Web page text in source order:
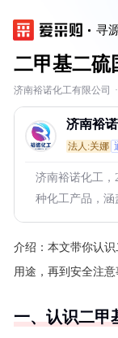
寻
二甲基二硫
济南裕诺化工有限公司 ·
济南裕
法人:关娜
济南裕诺化工，
种化工产品，涵
介绍： 本文带你认
用途，再到安全注
一、认识二甲